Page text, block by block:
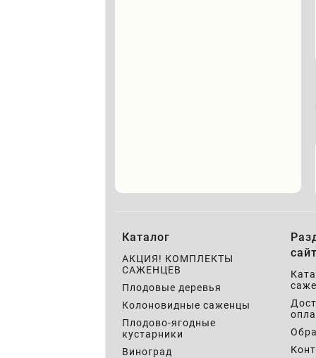
Каталог
АКЦИЯ! КОМПЛЕКТЫ
САЖЕНЦЕВ
Плодовые деревья
Колоновидные саженцы
Плодово-ягодные
кустарники
Виноград